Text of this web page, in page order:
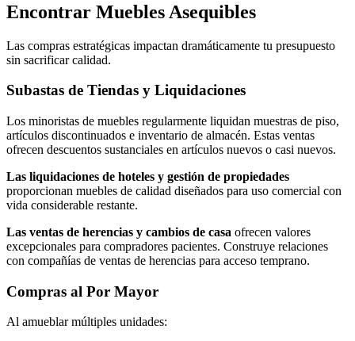
Encontrar Muebles Asequibles
Las compras estratégicas impactan dramáticamente tu presupuesto
sin sacrificar calidad.
Subastas de Tiendas y Liquidaciones
Los minoristas de muebles regularmente liquidan muestras de piso,
artículos discontinuados e inventario de almacén. Estas ventas
ofrecen descuentos sustanciales en artículos nuevos o casi nuevos.
Las liquidaciones de hoteles y gestión de propiedades
proporcionan muebles de calidad diseñados para uso comercial con
vida considerable restante.
Las ventas de herencias y cambios de casa ofrecen valores
excepcionales para compradores pacientes. Construye relaciones
con compañías de ventas de herencias para acceso temprano.
Compras al Por Mayor
Al amueblar múltiples unidades: